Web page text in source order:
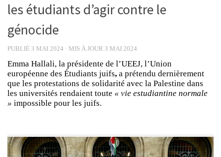
les étudiants d’agir contre le
génocide
PUBLIÉ 3 MAI 2024 · MIS À JOUR 3 MAI 2024
Emma Hallali, la présidente de l’UEEJ, l’Union
européenne des Étudiants juifs, a prétendu dernièrement
que les protestations de solidarité avec la Palestine dans
les universités rendaient toute « vie estudiantine normale
» impossible pour les juifs.